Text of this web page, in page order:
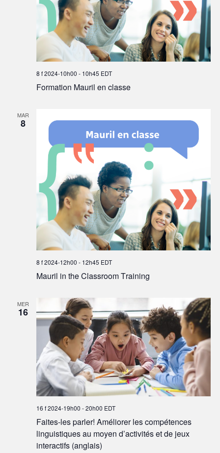
Formation Mauril en classe
8 f 2024-10h00 - 10h45 EDT
MAR
8
Mauril in the Classroom Training
8 f 2024-12h00 - 12h45 EDT
MER
16
Faites-les parler! Améliorer les compétences
linguistiques au moyen d’activités et de jeux
interactifs (anglais)
16 f 2024-19h00 -20h00 EDT